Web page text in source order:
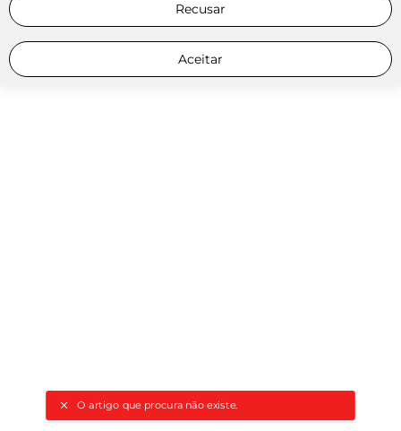
O artigo que procura não existe.
Recusar
Aceitar